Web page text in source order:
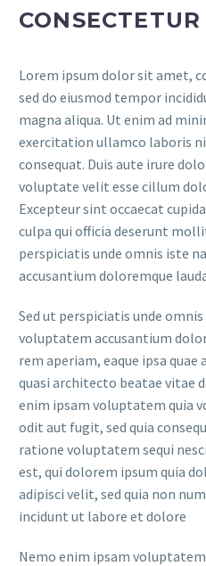
CONSECTETUR
Lorem ipsum dolor sit amet,
sed do eiusmod tempor
magna aliqua. Ut enim ad
exercitation ullamco laboris
consequat. Duis aute irure
voluptate velit esse cillum
Excepteur sint occaecat
culpa qui officia deserunt
perspiciatis unde omnis iste
accusantium doloremque
Sed ut perspiciatis unde
voluptatem accusantium
rem aperiam, eaque ipsa
quasi architecto beatae vitae
enim ipsam voluptatem quia
odit aut fugit, sed quia
ratione voluptatem sequi
est, qui dolorem ipsum quia
adipisci velit, sed quia non
incidunt ut labore et dolore
Nemo enim ipsam